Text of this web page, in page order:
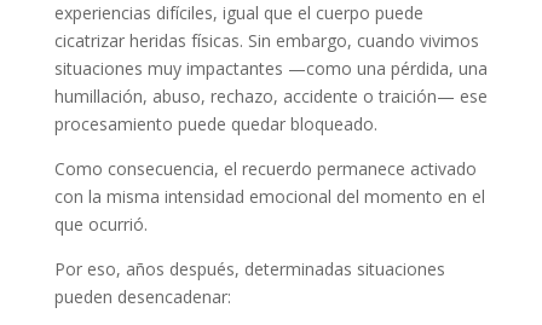
experiencias difíciles, igual que el cuerpo puede
cicatrizar heridas físicas. Sin embargo, cuando vivimos
situaciones muy impactantes —como una pérdida, una
humillación, abuso, rechazo, accidente o traición— ese
procesamiento puede quedar bloqueado.
Como consecuencia, el recuerdo permanece activado
con la misma intensidad emocional del momento en el
que ocurrió.
Por eso, años después, determinadas situaciones
pueden desencadenar: